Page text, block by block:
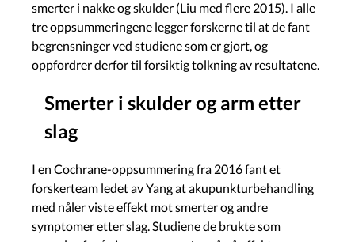
smerter i nakke og skulder (Liu med flere 2015). I alle
tre oppsummeringene legger forskerne til at de fant
begrensninger ved studiene som er gjort, og
oppfordrer derfor til forsiktig tolkning av resultatene.
Smerter i skulder og arm etter
slag
I en Cochrane-oppsummering fra 2016 fant et
forskerteam ledet av Yang at akupunkturbehandling
med nåler viste effekt mot smerter og andre
symptomer etter slag. Studiene de brukte som